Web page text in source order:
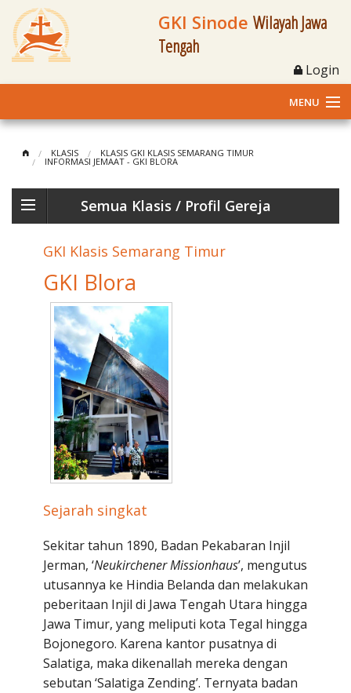
GKI Sinode Wilayah Jawa
Tengah
Login
MENU
Klasis dan Jemaat
Berita Kegiatan
Fasilitas
Penerbitan
KLASIS KLASIS GKI KLASIS SEMARANG TIMUR
INFORMASI JEMAAT - GKI BLORA
Semua Klasis / Profil Gereja
GKI Klasis Semarang Timur
GKI Blora
Sejarah singkat
Sekitar tahun 1890, Badan Pekabaran Injil
Jerman, ‘Neukirchener Missionhaus’, mengutus
utusannya ke Hindia Belanda dan melakukan
peberitaan Injil di Jawa Tengah Utara hingga
Jawa Timur, yang meliputi kota Tegal hingga
Bojonegoro. Karena kantor pusatnya di
Salatiga, maka dikenallah mereka dengan
sebutan ‘Salatiga Zending’. Ternyata badan